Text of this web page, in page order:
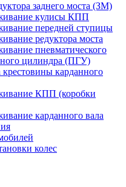
заднего моста (ЗМ)
кулисы КПП
передней ступицы
редуктора моста
пневматического
цилиндра (ПГУ)
карданного
КПП (коробки
карданного вала
колес